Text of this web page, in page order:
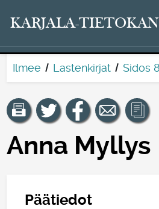
KARJALA-
Ilmee Lastenkirjat Sidos
Anna Myllys
Päätiedot